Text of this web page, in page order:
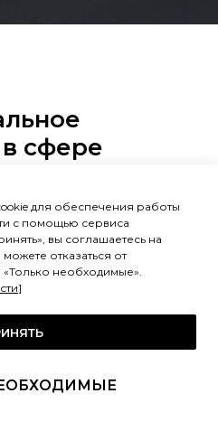
сфере
холода
специфики
оборудования и
решать
дипломированные
для обеспечения работы
с помощью сервиса
вы соглашаетесь на
отказаться от
«Только необходимые».
]